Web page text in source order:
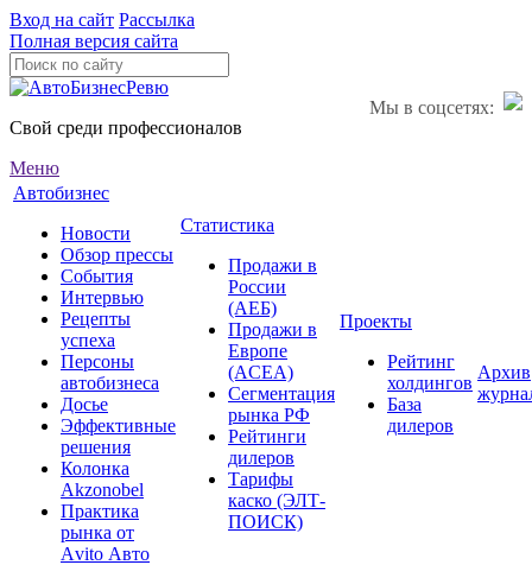
Вход на сайт Рассылка
Полная версия сайта
Мы в соцсетях:
Свой среди профессионалов
Меню
Автобизнес
Новости
Обзор прессы
События
Интервью
Рецепты
успеха
Персоны
автобизнеса
Досье
Эффективные
решения
Колонка
Akzonobel
Практика
рынка от
Аvito Авто
Статистика
Продажи в
России
(АЕБ)
Продажи в
Европе
(ACEA)
Сегментация
рынка РФ
Рейтинги
дилеров
Тарифы
каско (ЭЛТ-
ПОИСК)
Проекты
Рейтинг
холдингов
База
дилеров
Архив